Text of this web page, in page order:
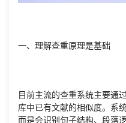
一、理解查重原理是基础
目前主流的查重系统主要通
库中已有文献的相似度。系
而是会识别句子结构、段落